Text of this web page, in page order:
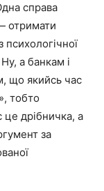
справа
отримати
психологічної
а банкам і
що якийсь час
тобто
це дрібничка, а
за